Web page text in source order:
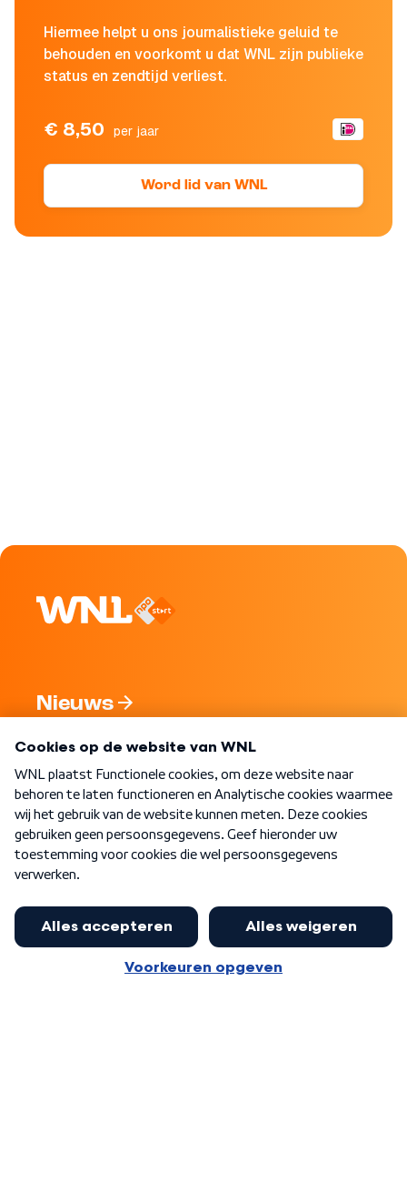
Hiermee helpt u ons journalistieke geluid te
behouden en voorkomt u dat WNL zijn publieke
status en zendtijd verliest.
€ 8,50 per jaar
Word lid van WNL
Nieuws
Nieuwsbrief
Word Lid